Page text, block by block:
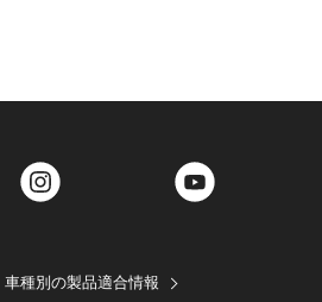
Twitter
車種別の製品適合情報